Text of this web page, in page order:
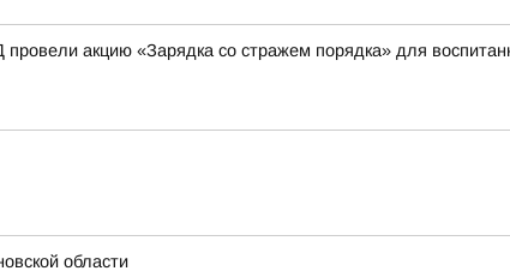
акцию «Зарядка со стражем порядка» для
области